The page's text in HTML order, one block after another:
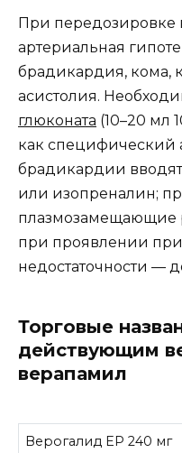
При передозировке
артериальная
брадикардия, кома,
асистолия.
глюконата (10–20 мл
как специфический
брадикардии
или изопреналин;
плазмозамещающие
при проявлении
недостаточности —
Торговые
действующим
верапамил
Верогалид ЕР 240 мг